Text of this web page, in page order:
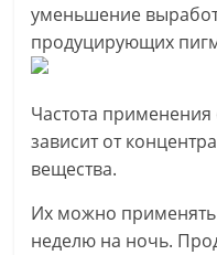
уменьшение
продуцирующих
Частота
зависит от
вещества.
Их можно
неделю на ночь.